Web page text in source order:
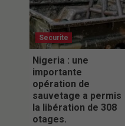
Securite
Nigeria : une
importante
opération de
sauvetage a permis
la libération de 308
otages.